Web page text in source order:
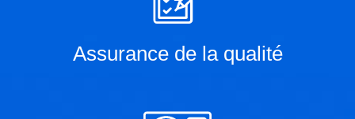
Assurance de la qualité